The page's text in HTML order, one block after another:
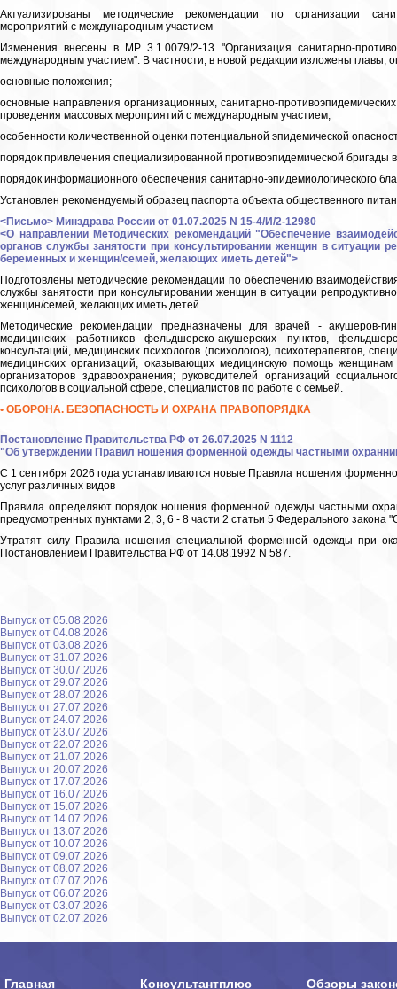
Актуализированы методические рекомендации по организации
мероприятий с международным участием
Изменения внесены в МР 3.1.0079/2-13 "Организация санитарно-
международным участием". В частности, в новой редакции изложены главы,
основные положения;
основные направления организационных, санитарно-
проведения массовых мероприятий с международным участием;
особенности количественной оценки потенциальной эпидемической
порядок привлечения специализированной противоэпидемической бригады
порядок информационного обеспечения санитарно-эпидемиологического
Установлен рекомендуемый образец паспорта объекта общественного
<Письмо> Минздрава России от 01.07.2025 N 15-4/И/2-12980
<О направлении Методических рекомендаций "Обеспечение
органов службы занятости при консультировании женщин в ситуации
беременных и женщин/семей, желающих иметь детей">
Подготовлены методические рекомендации по обеспечению
службы занятости при консультировании женщин в ситуации
женщин/семей, желающих иметь детей
Методические рекомендации предназначены для врачей - акушеров-
медицинских работников фельдшерско-акушерских пунктов,
консультаций, медицинских психологов (психологов), психотерапевтов,
медицинских организаций, оказывающих медицинскую помощь
организаторов здравоохранения; руководителей организаций
психологов в социальной сфере, специалистов по работе с семьей.
• ОБОРОНА. БЕЗОПАСНОСТЬ И ОХРАНА ПРАВОПОРЯДКА
Постановление Правительства РФ от 26.07.2025 N 1112
"Об утверждении Правил ношения форменной одежды частными
С 1 сентября 2026 года устанавливаются новые Правила ношения
услуг различных видов
Правила определяют порядок ношения форменной одежды частными
предусмотренных пунктами 2, 3, 6 - 8 части 2 статьи 5 Федерального закона
Утратят силу Правила ношения специальной форменной одежды при
Постановлением Правительства РФ от 14.08.1992 N 587.
Выпуск от 05.08.2026
Выпуск от 04.08.2026
Выпуск от 03.08.2026
Выпуск от 31.07.2026
Выпуск от 30.07.2026
Выпуск от 29.07.2026
Выпуск от 28.07.2026
Выпуск от 27.07.2026
Выпуск от 24.07.2026
Выпуск от 23.07.2026
Выпуск от 22.07.2026
Выпуск от 21.07.2026
Выпуск от 20.07.2026
Выпуск от 17.07.2026
Выпуск от 16.07.2026
Выпуск от 15.07.2026
Выпуск от 14.07.2026
Выпуск от 13.07.2026
Выпуск от 10.07.2026
Выпуск от 09.07.2026
Выпуск от 08.07.2026
Выпуск от 07.07.2026
Выпуск от 06.07.2026
Выпуск от 03.07.2026
Выпуск от 02.07.2026
Главная Консультантплюс Обзоры